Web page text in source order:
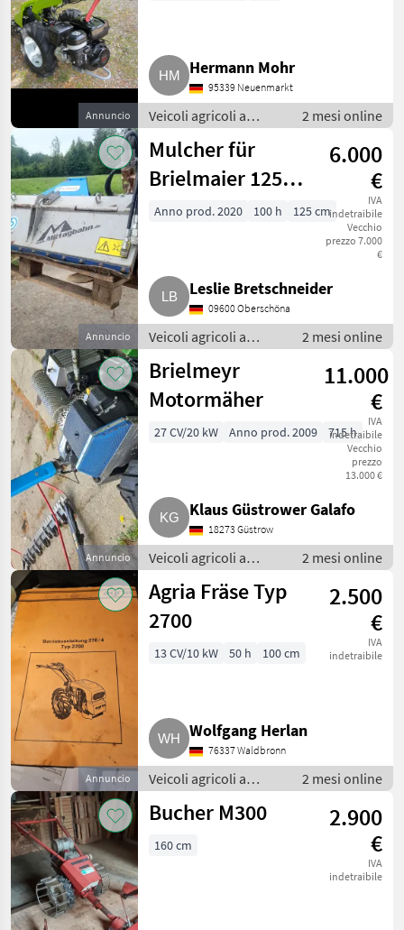
Annuncio
Hermann Mohr
95339 Neuenmarkt
Veicoli agricoli a
motore /
Motofalciatrici/motofresatrici
2 mesi online
Annuncio
Mulcher für
Brielmaier 125
cm
6.000
€
IVA
indetraibile
Vecchio
prezzo 7.000
€
Anno prod. 2020 100 h 125 cm
Leslie Bretschneider
09600 Oberschöna
Veicoli agricoli a
motore /
Motofalciatrici/motofresatrici
2 mesi online
Annuncio
Brielmeyr
Motormäher
11.000
€
IVA
indetraibile
Vecchio
prezzo
13.000 €
27 CV/20 kW Anno prod. 2009 715 h
Klaus Güstrower Galafo
18273 Güstrow
Veicoli agricoli a
motore /
Motofalciatrici/motofresatrici
2 mesi online
Annuncio
Agria Fräse Typ
2700
2.500
€
IVA
indetraibile
13 CV/10 kW 50 h 100 cm
Wolfgang Herlan
76337 Waldbronn
Veicoli agricoli a
motore /
Motofalciatrici/motofresatrici
2 mesi online
Bucher M300
2.900
€
IVA
indetraibile
160 cm